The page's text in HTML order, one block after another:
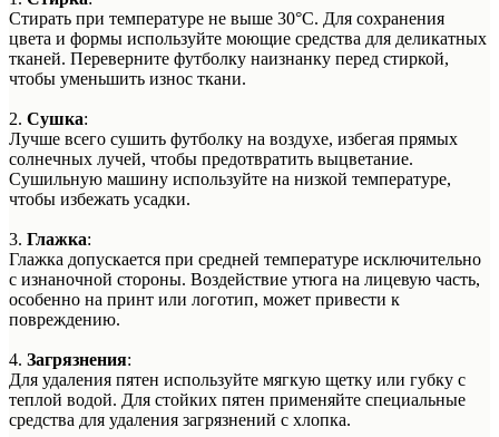
Стирать при температуре не выше 30°C. Для сохранения
цвета и формы используйте моющие средства для деликатных
тканей. Переверните футболку наизнанку перед стиркой,
чтобы уменьшить износ ткани.
2. Сушка:
Лучше всего сушить футболку на воздухе, избегая прямых
солнечных лучей, чтобы предотвратить выцветание.
Сушильную машину используйте на низкой температуре,
чтобы избежать усадки.
3. Глажка:
Глажка допускается при средней температуре исключительно
с изнаночной стороны. Воздействие утюга на лицевую часть,
особенно на принт или логотип, может привести к
повреждению.
4. Загрязнения:
Для удаления пятен используйте мягкую щетку или губку с
теплой водой. Для стойких пятен применяйте специальные
средства для удаления загрязнений с хлопка.